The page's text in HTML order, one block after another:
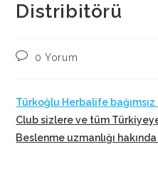
Distribitörü
Post0 Yorum
Türkoğlu Herbalife
Club sizlere ve tüm
Beslenme uzmanlığı